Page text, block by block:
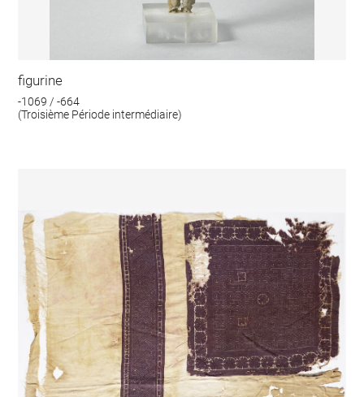
figurine
-1069 / -664
(Troisième Période intermédiaire)